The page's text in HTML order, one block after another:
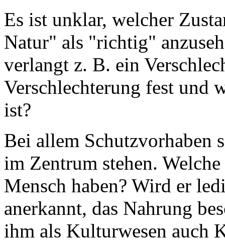
Es ist unklar, welcher
Natur" als "richtig"
verlangt z. B. ein
Verschlechterung fest und
ist?
Bei allem Schutzvorhaben
im Zentrum stehen.
Mensch haben? Wird er
anerkannt, das Nahrung
ihm als Kulturwesen auch